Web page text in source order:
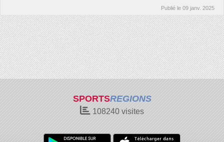
Publié le 09 janv. 2025
SPORTSREGIONS
108240 visites